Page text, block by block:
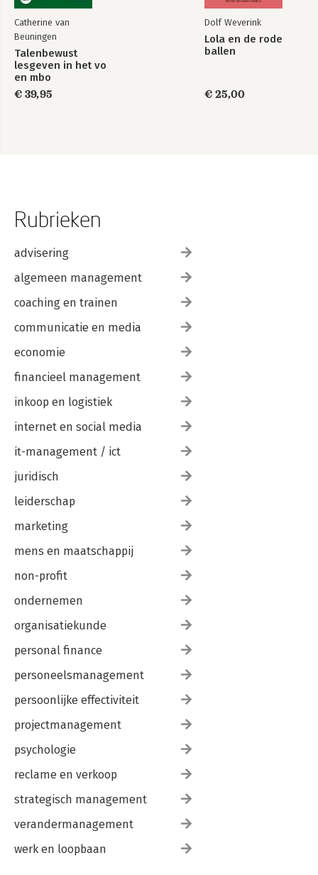
Catherine van
Beuningen
Talenbewust
lesgeven in het vo
en mbo
€ 39,95
Dolf Weverink
Lola en de rode
ballen
€ 25,00
Rubrieken
advisering
algemeen management
coaching en trainen
communicatie en media
economie
financieel management
inkoop en logistiek
internet en social media
it-management / ict
juridisch
leiderschap
marketing
mens en maatschappij
non-profit
ondernemen
organisatiekunde
personal finance
personeelsmanagement
persoonlijke effectiviteit
projectmanagement
psychologie
reclame en verkoop
strategisch management
verandermanagement
werk en loopbaan